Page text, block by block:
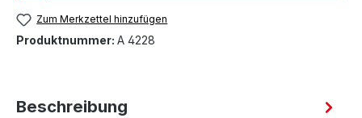
Zum Merkzettel hinzufügen
Produktnummer: A 4228
Beschreibung